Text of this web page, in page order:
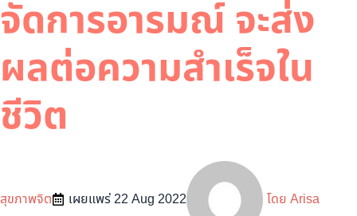
จัดการอารมณ์ จะส่ง
ผลต่อความสำเร็จใน
ชีวิต
สุขภาพจิต เผยแพร่22 Aug 2022 โดย Arisa